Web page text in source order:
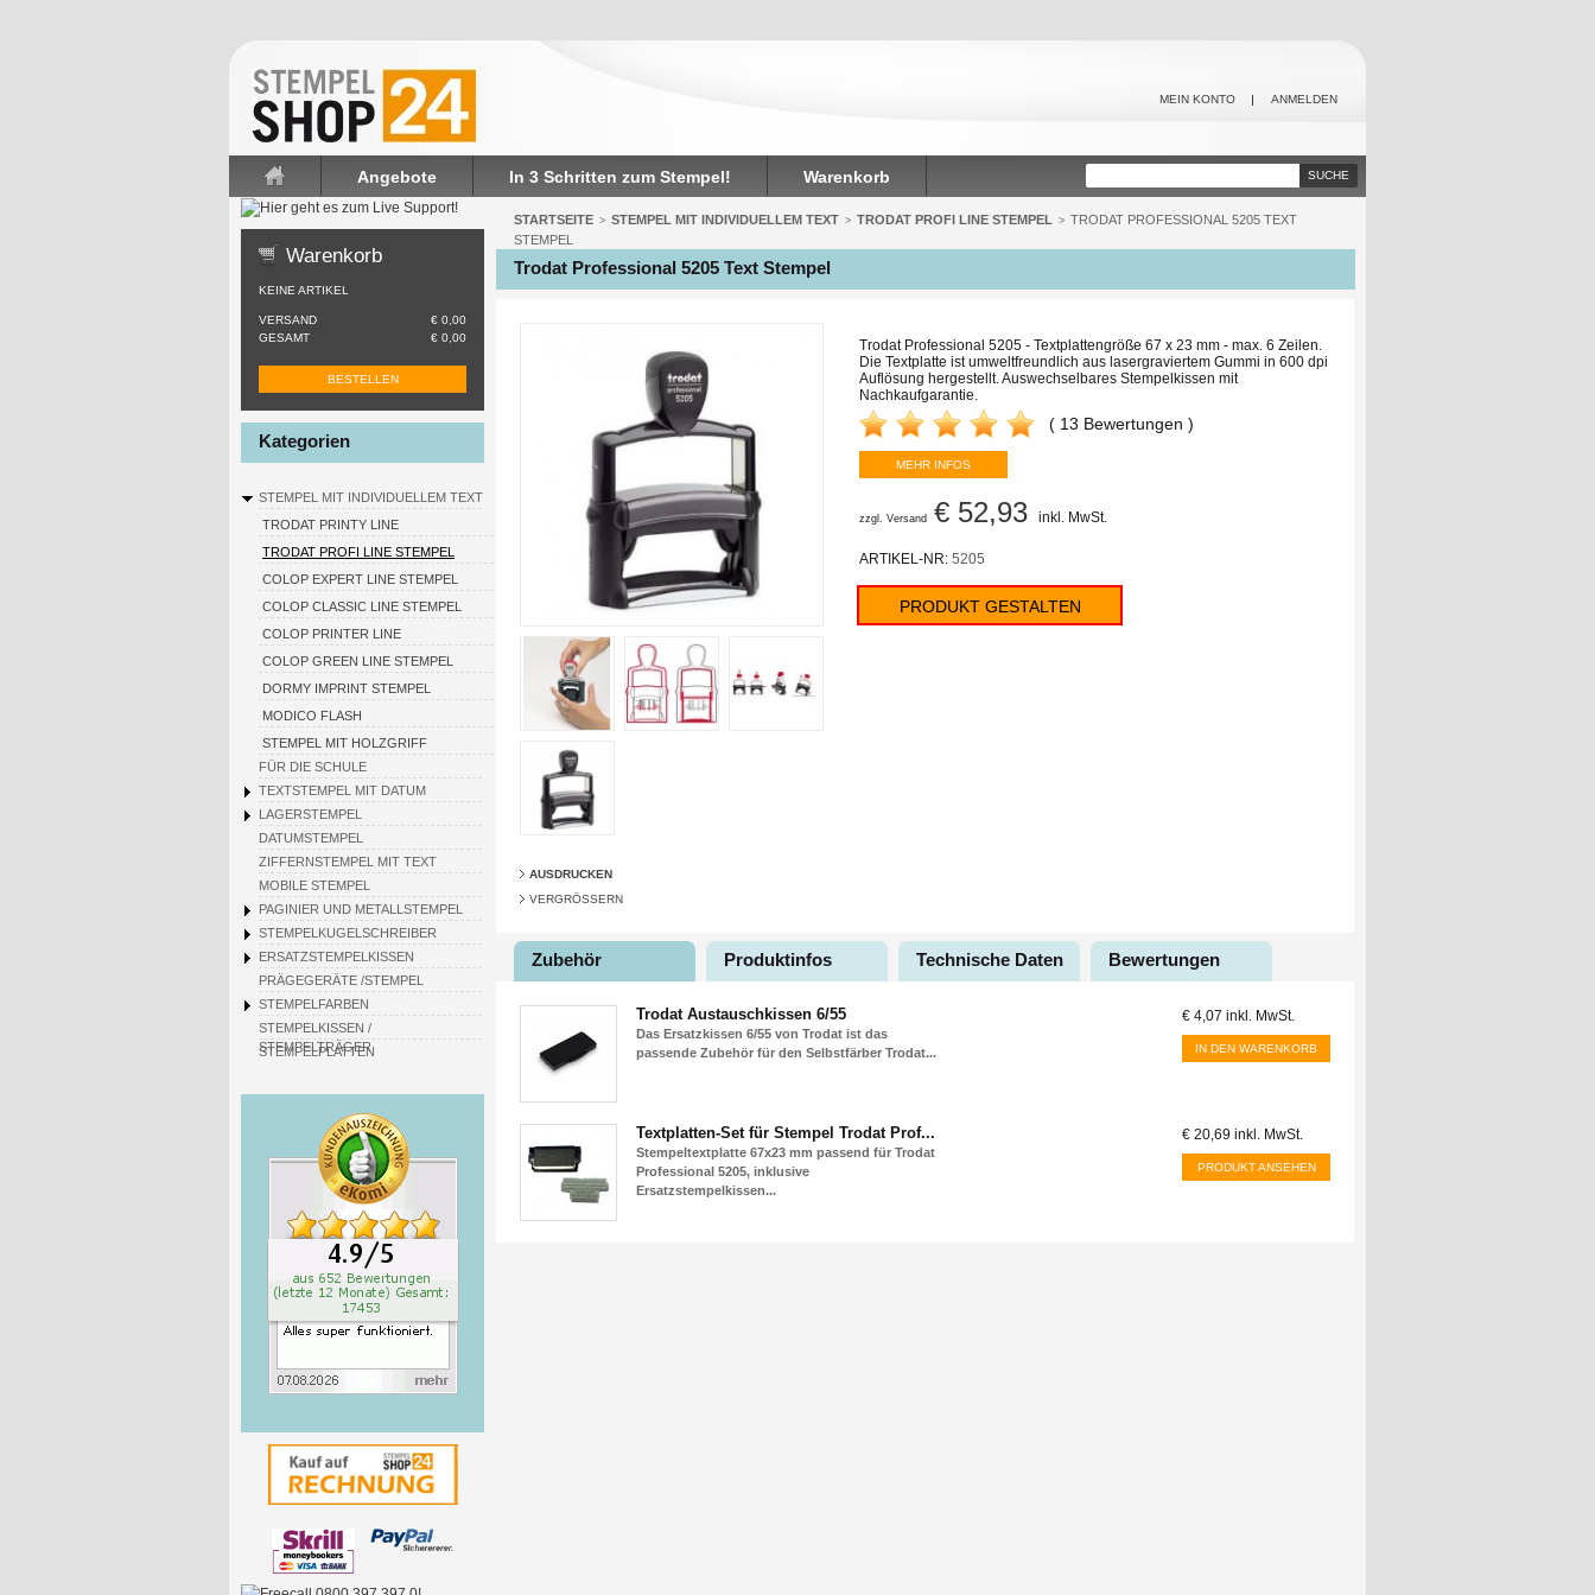
Startseite
Angebote In 3 Schritten zum Stempel! Warenkorb
MEIN KONTO ANMELDEN
SUCHE
Warenkorb
KEINE ARTIKEL
VERSAND
€ 0,00
GESAMT
€ 0,00
BESTELLEN
Kategorien
STEMPEL MIT INDIVIDUELLEM TEXT
TRODAT PRINTY LINE
TRODAT PROFI LINE STEMPEL
COLOP EXPERT LINE STEMPEL
COLOP CLASSIC LINE STEMPEL
COLOP PRINTER LINE
COLOP GREEN LINE STEMPEL
DORMY IMPRINT STEMPEL
MODICO FLASH
STEMPEL MIT HOLZGRIFF
FÜR DIE SCHULE
TEXTSTEMPEL MIT DATUM
LAGERSTEMPEL
DATUMSTEMPEL
ZIFFERNSTEMPEL MIT TEXT
MOBILE STEMPEL
PAGINIER UND METALLSTEMPEL
STEMPELKUGELSCHREIBER
ERSATZSTEMPELKISSEN
PRÄGEGERÄTE /STEMPEL
STEMPELFARBEN
STEMPELKISSEN /
STEMPELTRÄGER
STEMPELPLATTEN
STARTSEITE > STEMPEL MIT INDIVIDUELLEM TEXT > TRODAT PROFI LINE STEMPEL > TRODAT PROFESSIONAL 5205 TEXT
STEMPEL
Trodat Professional 5205 Text Stempel
AUSDRUCKEN
VERGRÖSSERN
Trodat Professional 5205 - Textplattengröße 67 x 23 mm - max. 6 Zeilen.
Die Textplatte ist umweltfreundlich aus lasergraviertem Gummi in 600 dpi
Auflösung hergestellt. Auswechselbares Stempelkissen mit
Nachkaufgarantie.
( 13 Bewertungen )
MEHR INFOS
zzgl. Versand € 52,93 inkl. MwSt.
ARTIKEL-NR: 5205
PRODUKT GESTALTEN
Zubehör Produktinfos Technische Daten Bewertungen
Trodat Austauschkissen 6/55
Das Ersatzkissen 6/55 von Trodat ist das
passende Zubehör für den Selbstfärber Trodat...
€ 4,07 inkl. MwSt.
IN DEN WARENKORB
Textplatten-Set für Stempel Trodat Prof...
Stempeltextplatte 67x23 mm passend für Trodat
Professional 5205, inklusive
Ersatzstempelkissen...
€ 20,69 inkl. MwSt.
PRODUKT ANSEHEN